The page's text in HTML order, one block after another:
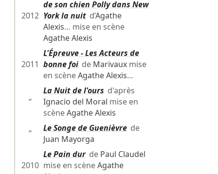
2012
de son chien Polly dans New
York la nuitd’Agathe
Alexis… mise en scène
Agathe Alexis
2011
L'Épreuve - Les Acteurs de
bonne foide Marivauxmise
en scèneAgathe Alexis…
“
La Nuit de l'ours d'après
Ignacio del Moral mise en
scèneAgathe Alexis
“
Le Songe de Guenièvrede
Juan Mayorga
2010
Le Pain durde Paul Claudel
mise en scèneAgathe